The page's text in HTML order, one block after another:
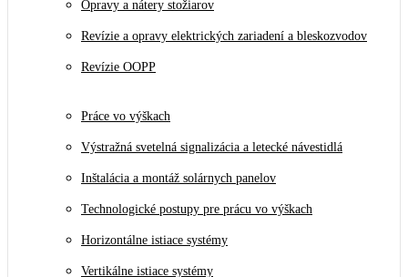
Opravy a nátery stožiarov
Revízie a opravy elektrických zariadení a bleskozvodov
Revízie OOPP
Práce vo výškach
Výstražná svetelná signalizácia a letecké návestidlá
Inštalácia a montáž solárnych panelov
Technologické postupy pre prácu vo výškach
Horizontálne istiace systémy
Vertikálne istiace systémy